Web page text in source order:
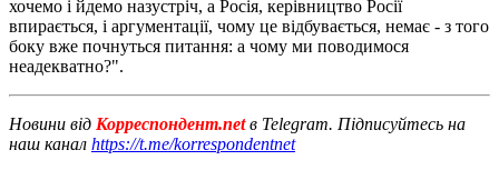
хочемо і йдемо назустріч, а Росія, керівництво Росії
впирається, і аргументації, чому це відбувається, немає - з того
боку вже почнуться питання: а чому ми поводимося
неадекватно?".
Новини від Корреспондент.netв Telegram. Підписуйтесь на
наш канал https://t.me/korrespondentnet